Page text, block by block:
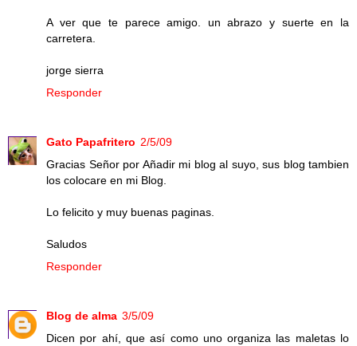
A ver que te parece amigo. un abrazo y suerte en la
carretera.
jorge sierra
Responder
Gato Papafritero 2/5/09
Gracias Señor por Añadir mi blog al suyo, sus blog tambien
los colocare en mi Blog.
Lo felicito y muy buenas paginas.
Saludos
Responder
Blog de alma 3/5/09
Dicen por ahí, que así como uno organiza las maletas lo